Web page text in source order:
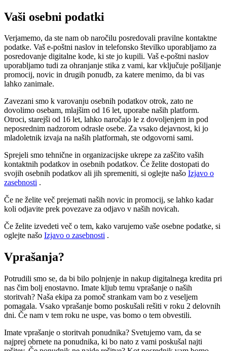
Vaši osebni podatki
Verjamemo, da ste nam ob naročilu posredovali pravilne kontaktne
podatke. Vaš e-poštni naslov in telefonsko številko uporabljamo za
posredovanje digitalne kode, ki ste jo kupili. Vaš e-poštni naslov
uporabljamo tudi za ohranjanje stika z vami, kar vključuje pošiljanje
promocij, novic in drugih ponudb, za katere menimo, da bi vas
lahko zanimale.
Zavezani smo k varovanju osebnih podatkov otrok, zato ne
dovolimo osebam, mlajšim od 16 let, uporabe naših platform.
Otroci, starejši od 16 let, lahko naročajo le z dovoljenjem in pod
neposrednim nadzorom odrasle osebe. Za vsako dejavnost, ki jo
mladoletnik izvaja na naših platformah, ste odgovorni sami.
Sprejeli smo tehnične in organizacijske ukrepe za zaščito vaših
kontaktnih podatkov in osebnih podatkov. Če želite dostopati do
svojih osebnih podatkov ali jih spremeniti, si oglejte našo Izjavo o
zasebnosti .
Če ne želite več prejemati naših novic in promocij, se lahko kadar
koli odjavite prek povezave za odjavo v naših novicah.
Če želite izvedeti več o tem, kako varujemo vaše osebne podatke, si
oglejte našo Izjavo o zasebnosti .
Vprašanja?
Potrudili smo se, da bi bilo polnjenje in nakup digitalnega kredita pri
nas čim bolj enostavno. Imate kljub temu vprašanje o naših
storitvah? Naša ekipa za pomoč strankam vam bo z veseljem
pomagala. Vsako vprašanje bomo poskušali rešiti v roku 2 delovnih
dni. Če nam v tem roku ne uspe, vas bomo o tem obvestili.
Imate vprašanje o storitvah ponudnika? Svetujemo vam, da se
najprej obrnete na ponudnika, ki bo nato z vami poskušal najti